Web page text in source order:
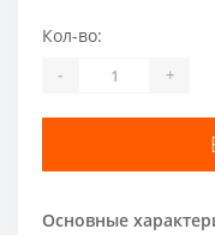
Основные
Кол-во:
- +